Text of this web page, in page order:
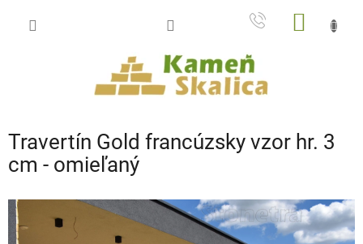
Travertín Gold francúzsky vzor hr. 3
cm - omieľaný